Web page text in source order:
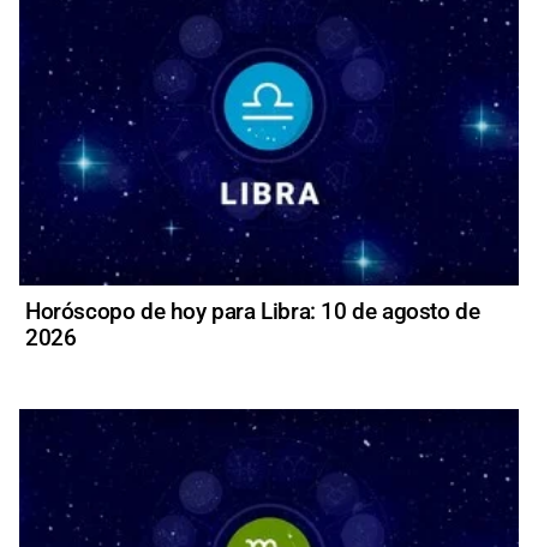
Horóscopo de hoy para Libra: 10 de agosto de
2026